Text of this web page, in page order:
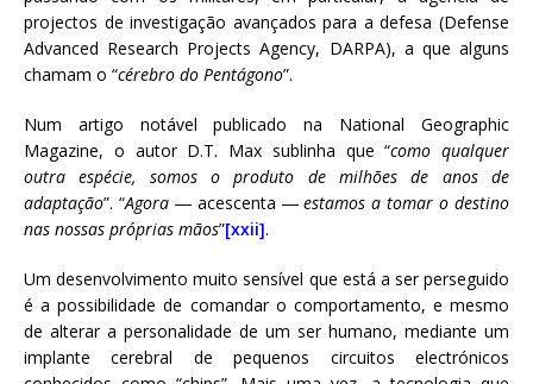
projectos de investigação avançados para a defesa (Defense
Advanced Research Projects Agency, DARPA), a que alguns
chamam o “cérebro do Pentágono”.
Num artigo notável publicado na National Geographic
Magazine, o autor D.T. Max sublinha que “como qualquer
outra espécie, somos o produto de milhões de anos de
adaptação”. “Agora― acescenta ―estamos a tomar o destino
nas nossas próprias mãos”[xxii].
Um desenvolvimento muito sensível que está a ser perseguido
é a possibilidade de comandar o comportamento, e mesmo
de alterar a personalidade de um ser humano, mediante um
implante cerebral de pequenos circuitos electrónicos